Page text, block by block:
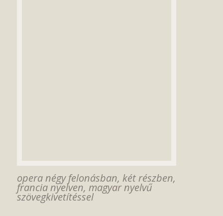
opera négy felonásban, két részben,
francia nyelven, magyar nyelvű
szövegkivetítéssel